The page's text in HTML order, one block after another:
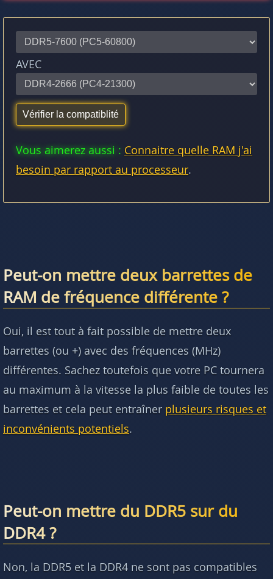
AVEC
Vous aimerez aussi : Connaitre quelle RAM j'ai
besoin par rapport au processeur.
Peut-on mettre deux barrettes de
RAM de fréquence différente ?
Oui, il est tout à fait possible de mettre deux
barrettes (ou +) avec des fréquences (MHz)
différentes. Sachez toutefois que votre PC tournera
au maximum à la vitesse la plus faible de toutes les
barrettes et cela peut entraîner plusieurs risques et
inconvénients potentiels.
Peut-on mettre du DDR5 sur du
DDR4 ?
Non, la DDR5 et la DDR4 ne sont pas compatibles